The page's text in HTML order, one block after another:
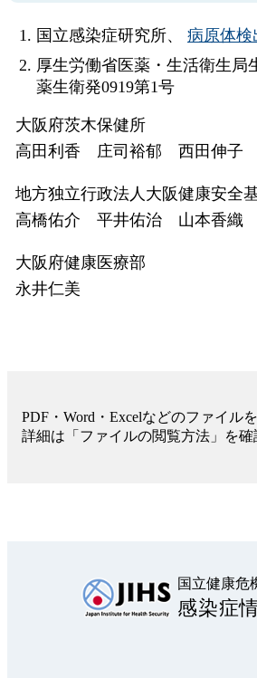
国立感染症研究所、 病原体検
厚生労働省医薬・生活衛生局
薬生衛発0919第1号
大阪府茨木保健所
高田利香 庄司裕郁 西田伸
地方独立行政法人大阪健康安全
高橋佑介 平井佑治 山本香織
大阪府健康医療部
永井仁美
PDF・Word・Excelなどのファイル
詳細は「ファイルの閲覧方法」を確
国立健康危
感染症